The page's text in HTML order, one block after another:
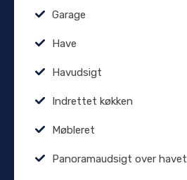
Garage
Have
Havudsigt
Indrettet køkken
Møbleret
Panoramaudsigt over havet